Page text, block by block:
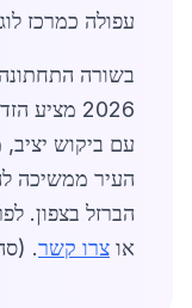
עפולה כמרכז
בשורה
2026
עם ביקוש יציב,
העיר ממשיכה
הברזל בצפון.
או צרו קשר.